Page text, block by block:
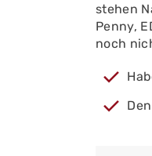
stehen
Penny,
noch